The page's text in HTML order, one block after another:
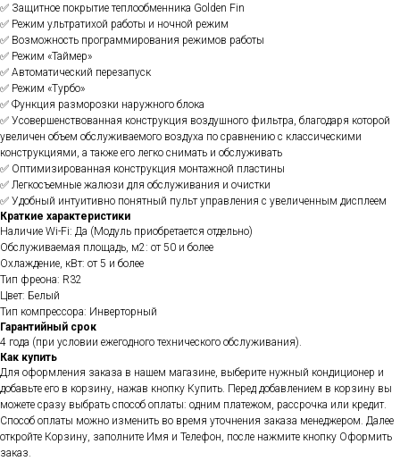
✅ Защитное покрытие теплообменника Golden Fin
✅ Режим ультратихой работы и ночной режим
✅ Возможность программирования режимов работы
✅ Режим «Таймер»
✅ Автоматический перезапуск
✅ Режим «Турбо»
✅ Функция разморозки наружного блока
✅ Усовершенствованная конструкция воздушного фильтра, благодаря которой
увеличен объем обслуживаемого воздуха по сравнению с классическими
конструкциями, а также его легко снимать и обслуживать
✅ Оптимизированная конструкция монтажной пластины
✅ Легкосъемные жалюзи для обслуживания и очистки
✅ Удобный интуитивно понятный пульт управления с увеличенным дисплеем
Краткие характеристики
Наличие Wi-Fi: Да (Модуль приобретается отдельно)
Обслуживаемая площадь, м2: от 50 и более
Охлаждение, кВт: от 5 и более
Тип фреона: R32
Цвет: Белый
Тип компрессора: Инверторный
Гарантийный срок
4 года (при условии ежегодного технического обслуживания).
Как купить
Для оформления заказа в нашем магазине, выберите нужный кондиционер и
добавьте его в корзину, нажав кнопку Купить. Перед добавлением в корзину вы
можете сразу выбрать способ оплаты: одним платежом, рассрочка или кредит.
Способ оплаты можно изменить во время уточнения заказа менеджером. Далее
откройте Корзину, заполните Имя и Телефон, после нажмите кнопку Оформить
заказ.